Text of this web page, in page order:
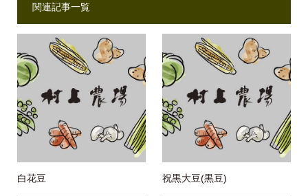
関連記事一覧
白花豆 祝黒大豆(黒豆)